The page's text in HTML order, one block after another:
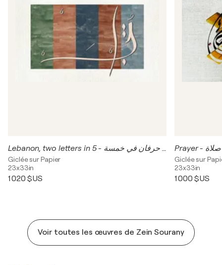
Lebanon, two letters in 5 - لبنان، حرفان في خمسة
Giclée sur Papier
23x33in
1 020 $US
Prayer - صلاة
Giclée sur
23x33in
1 000 $US
Voir toutes les œuvres de Zein Sourany